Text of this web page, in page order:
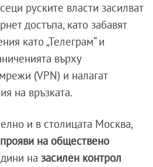
руските власти засилват
достъпа, като забавят
като „Телеграм“ и
върху
(VPN) и налагат
на връзката.
и в столицата Москва,
на обществено
на засилен контрол